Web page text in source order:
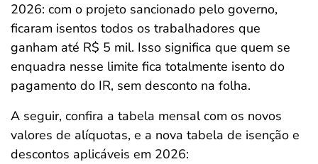
2026: com o projeto sancionado pelo governo,
ficaram isentos todos os trabalhadores que
ganham até R$ 5 mil. Isso significa que quem se
enquadra nesse limite fica totalmente isento do
pagamento do IR, sem desconto na folha.
A seguir, confira a tabela mensal com os novos
valores de alíquotas, e a nova tabela de isenção e
descontos aplicáveis em 2026: